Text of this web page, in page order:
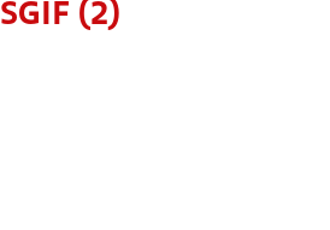
SGIF (2)